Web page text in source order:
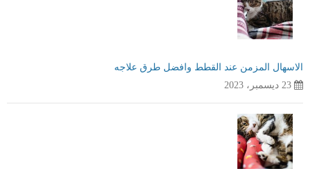
الاسهال المزمن عند القطط وافضل طرق علاجه
23 ديسمبر، 2023